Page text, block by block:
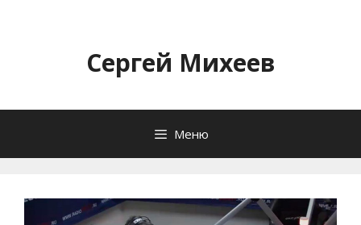
содержимомуСергей Михеев
Меню